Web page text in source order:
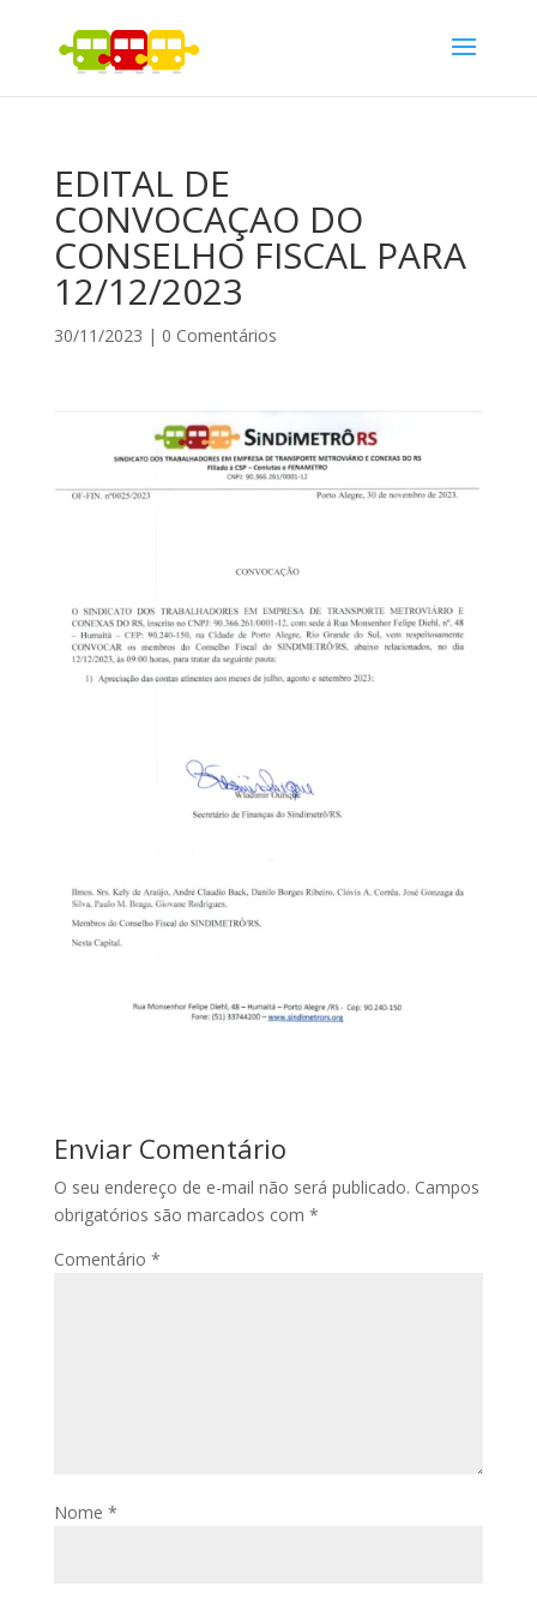
EDITAL DE
CONVOCAÇAO DO
CONSELHO FISCAL PARA
12/12/2023
30/11/2023 | 0 Comentários
Enviar Comentário
O seu endereço de e-mail não será publicado. Campos
obrigatórios são marcados com *
Comentário *
Nome *